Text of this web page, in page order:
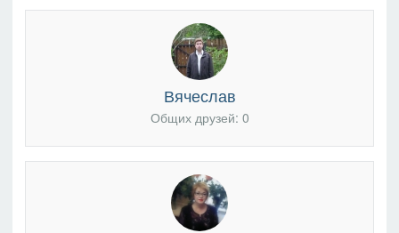
Вячеслав
Общих друзей: 0